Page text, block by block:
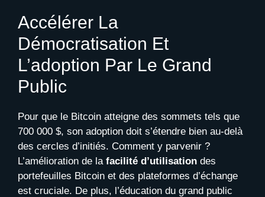
Accélérer La
Démocratisation Et
L’adoption Par Le Grand
Public
Pour que le Bitcoin atteigne des sommets tels que
700 000 $, son adoption doit s’étendre bien au-delà
des cercles d’initiés. Comment y parvenir ?
L’amélioration de la facilité d’utilisation des
portefeuilles Bitcoin et des plateformes d’échange
est cruciale. De plus, l’éducation du grand public